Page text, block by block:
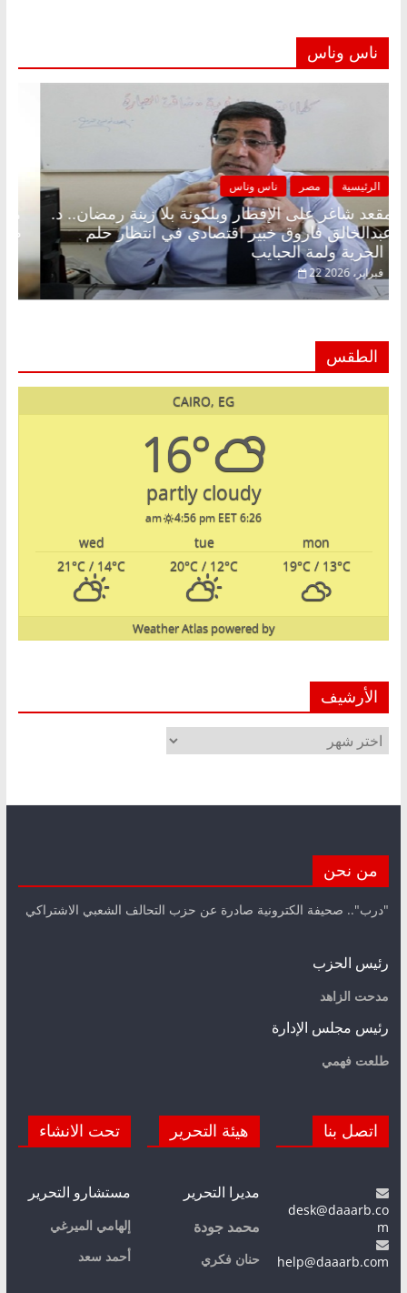
ناس وناس
الرئيسية مصر ناس وناس
مقعد شاغر على الإفطار وبلكونة بلا زينة رمضان.. د.
عبدالخالق فاروق خبير اقتصادي في انتظار حلم
الحرية ولمة الحبايب
22 فبراير، 2026
الطقس
CAIRO, EG
16°
partly cloudy
6:26 am
4:56 pm EET
mon
tue
wed
19°C/ 13°C
20°C / 12°C
21°C / 14°C
powered by
Weather Atlas
الأرشيف
الأرشيف
من نحن
"درب".. صحيفة الكترونية صادرة عن حزب التحالف الشعبي الاشتراكي
رئيس الحزب
مدحت الزاهد
رئيس مجلس الإدارة
طلعت فهمي
اتصل بنا
desk@daaarb.co
m
help@daaarb.com
هيئة التحرير
مديرا التحرير
محمد جودة
حنان فكري
تحت الانشاء
مستشارو التحرير
إلهامي الميرغي
أحمد سعد